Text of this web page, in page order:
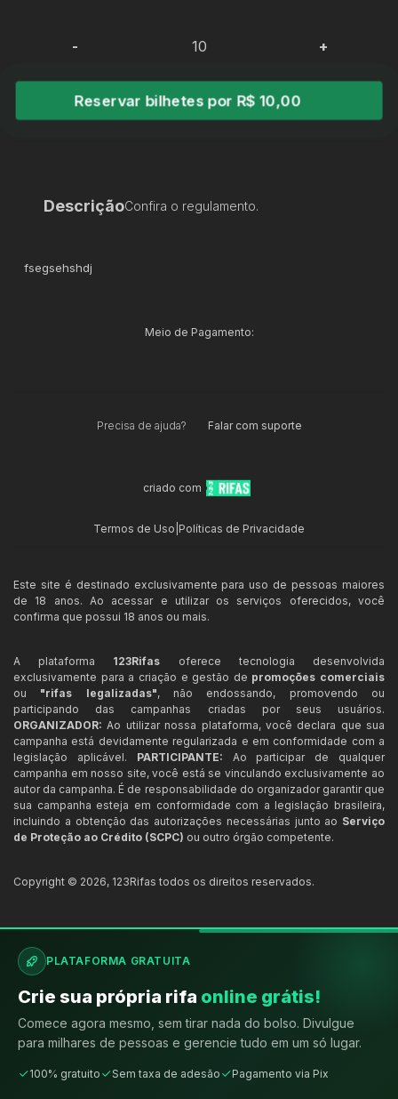
- +
Reservar bilhetes por R$ 10,00
DescriçãoConfira o regulamento.
fsegsehshdj
Meio de Pagamento:
Precisa de ajuda? Falar com suporte
criado com
Termos de Uso Políticas de Privacidade
Este site é destinado exclusivamente para uso de pessoas maiores
de 18 anos. Ao acessar e utilizar os serviços oferecidos, você
confirma que possui 18 anos ou mais.
A plataforma 123Rifas oferece tecnologia desenvolvida
exclusivamente para a criação e gestão de promoções comerciais
ou "rifas legalizadas", não endossando, promovendo ou
participando das campanhas criadas por seus usuários.
ORGANIZADOR: Ao utilizar nossa plataforma, você declara que sua
campanha está devidamente regularizada e em conformidade com a
legislação aplicável. PARTICIPANTE: Ao participar de qualquer
campanha em nosso site, você está se vinculando exclusivamente ao
autor da campanha. É de responsabilidade do organizador garantir que
sua campanha esteja em conformidade com a legislação brasileira,
incluindo a obtenção das autorizações necessárias junto ao Serviço
de Proteção ao Crédito (SCPC) ou outro órgão competente.
Copyright © 2026, 123Rifas todos os direitos reservados.
PLATAFORMA GRATUITA
Crie sua própria rifa online grátis!
Comece agora mesmo, sem tirar nada do bolso. Divulgue
para milhares de pessoas e gerencie tudo em um só lugar.
100% gratuito Sem taxa de adesão Pagamento via Pix